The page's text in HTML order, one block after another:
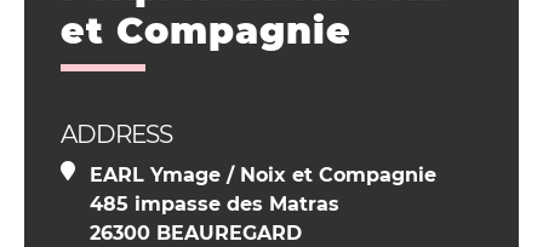
et Compagnie
ADDRESS
EARL Ymage / Noix et Compagnie
485 impasse des Matras
26300 BEAUREGARD